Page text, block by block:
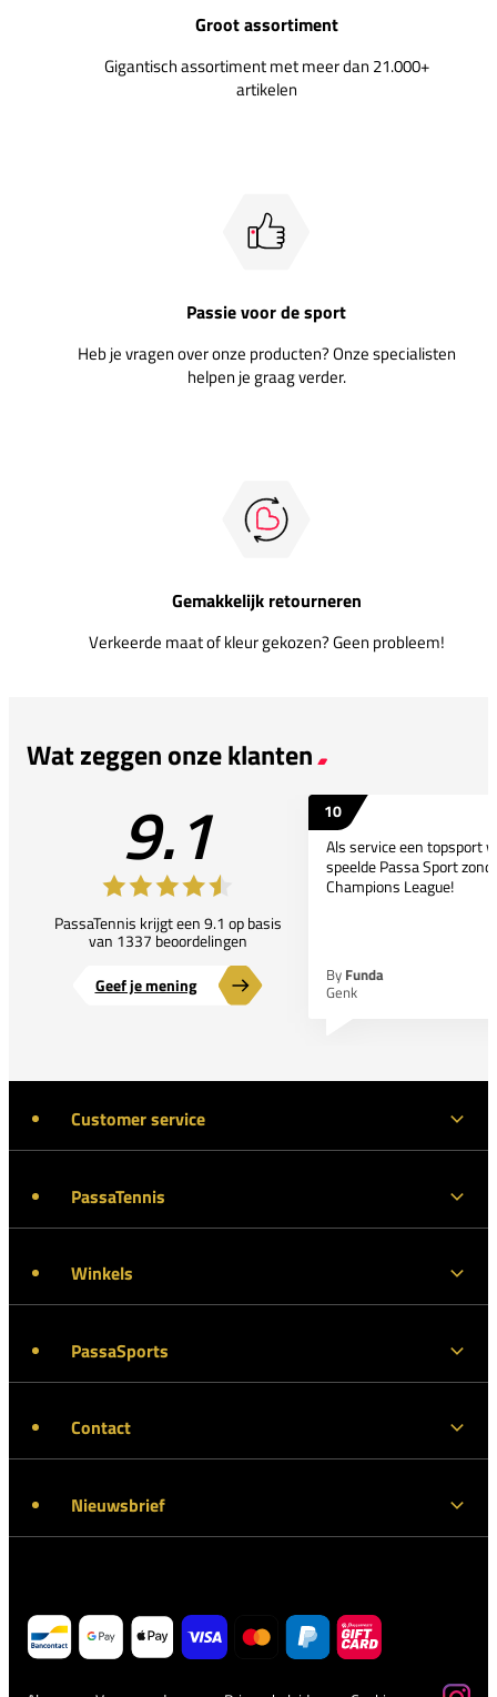
Groot assortiment
Gigantisch assortiment met meer dan 21.000+
artikelen
Passie voor de sport
Heb je vragen over onze producten? Onze specialisten
helpen je graag verder.
Gemakkelijk retourneren
Verkeerde maat of kleur gekozen? Geen probleem!
Wat zeggen onze klanten
9.1
PassaTennis krijgt een 9.1 op basis
van 1337 beoordelingen
Geef je mening
10
Als service een topsport
speelde Passa Sport
Champions League!
By Funda
Genk
Customer service
PassaTennis
Winkels
PassaSports
Contact
Nieuwsbrief